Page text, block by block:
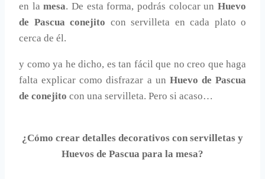
en lamesa. De esta forma, podrás colocar unHuevo
de Pascua conejito con servilleta en cada plato o
cerca de él.
y como ya he dicho, es tan fácil que no creo que haga
falta explicar como disfrazar a un Huevo de Pascua
de conejito con una servilleta. Pero si acaso…
¿Cómo crear detalles decorativos con servilletas y
Huevos de Pascua para la mesa?